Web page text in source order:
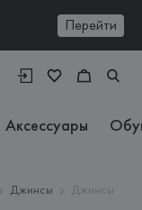
Перейти
Аксессуары
Джинсы
Джинсы